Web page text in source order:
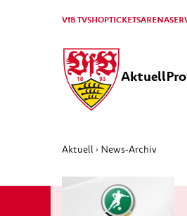
VfB TVSHOPTICKETSARENA
Aktuell
Aktuell › News-Archiv